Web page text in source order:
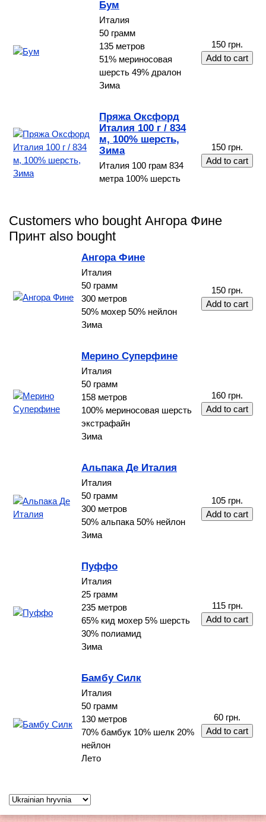
Бум
Италия
50 грамм
135 метров
51% мериносовая
шерсть 49% дралон
Зима
150 грн.
Пряжа Оксфорд
Италия 100 г / 834
м, 100% шерсть,
Зима
Италия 100 грам 834
метра 100% шерсть
150 грн.
Customers who bought Ангора Фине
Принт also bought
Ангора Фине
Италия
50 грамм
300 метров
50% мохер 50% нейлон
Зима
150 грн.
Мерино Суперфине
Италия
50 грамм
158 метров
100% мериносовая шерсть
экстрафайн
Зима
160 грн.
Альпака Де Италия
Италия
50 грамм
300 метров
50% альпака 50% нейлон
Зима
105 грн.
Пуффо
Италия
25 грамм
235 метров
65% кид мохер 5% шерсть
30% полиамид
Зима
115 грн.
Бамбу Силк
Италия
50 грамм
130 метров
70% бамбук 10% шелк 20%
нейлон
Лето
60 грн.